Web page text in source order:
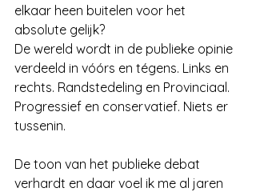
elkaar heen buitelen voor het
absolute gelijk?
De wereld wordt in de publieke opinie
verdeeld in vóórs en tégens. Links en
rechts. Randstedeling en Provinciaal.
Progressief en conservatief. Niets er
tussenin.
De toon van het publieke debat
verhardt en daar voel ik me al jaren